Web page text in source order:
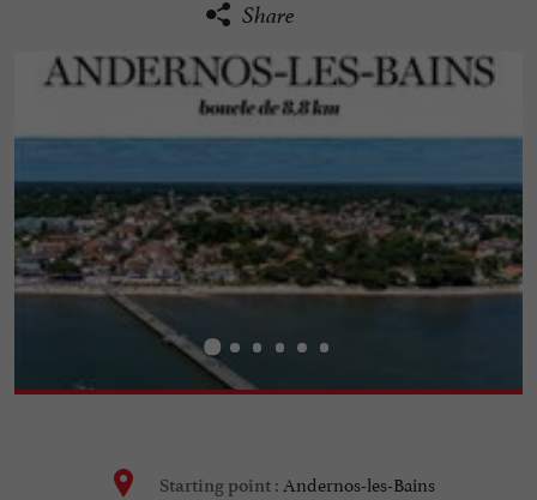
Share
Starting point : Andernos-les-Bains